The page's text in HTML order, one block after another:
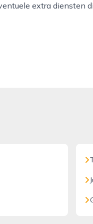
extra diensten